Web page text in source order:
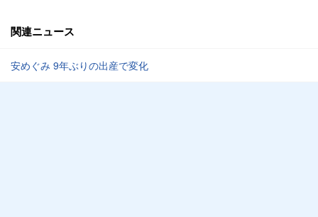
関連ニュース
安めぐみ 9年ぶりの出産で変化